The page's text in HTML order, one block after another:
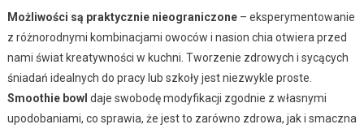
Możliwości są praktycznie nieograniczone– eksperymentowanie
z różnorodnymi kombinacjami owoców i nasion chia otwiera przed
nami świat kreatywności w kuchni. Tworzenie zdrowych i sycących
śniadań idealnych do pracy lub szkoły jest niezwykle proste.
Smoothie bowl daje swobodę modyfikacji zgodnie z własnymi
upodobaniami, co sprawia, że jest to zarówno zdrowa, jak i smaczna